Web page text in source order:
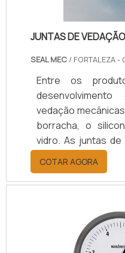
JUNTAS DE
SEAL MEC / FORTALEZA -
Entre os
vedação
borracha, o
vidro. As juntas de
ser
vários tipos de
as
vedação, as
possibilitam que
acopladas sem
COTAR AGORA